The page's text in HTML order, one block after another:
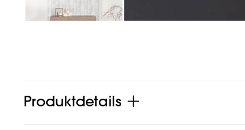
Produktdetails